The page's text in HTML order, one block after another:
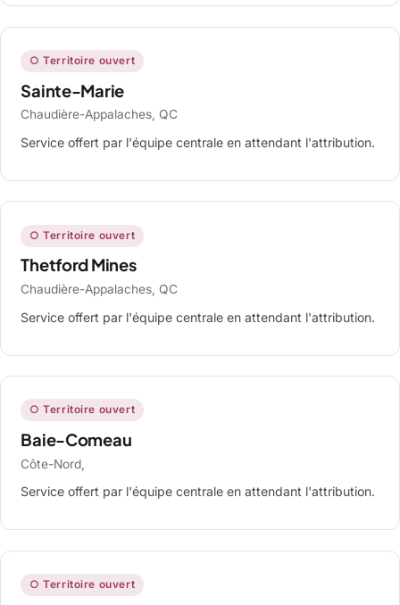
○ Territoire ouvert
Sainte-Marie
Chaudière-Appalaches, QC
Service offert par l'équipe centrale en attendant l'attribution.
○ Territoire ouvert
Thetford Mines
Chaudière-Appalaches, QC
Service offert par l'équipe centrale en attendant l'attribution.
○ Territoire ouvert
Baie-Comeau
Côte-Nord,
Service offert par l'équipe centrale en attendant l'attribution.
○ Territoire ouvert